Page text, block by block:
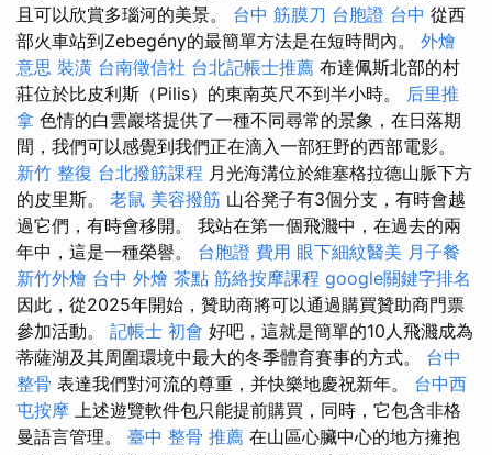
且可以欣賞多瑙河的美景。 台中 筋膜刀 台胞證 台中 從西
部火車站到Zebegény的最簡單方法是在短時間內。 外燴
意思 裝潢 台南徵信社 台北記帳士推薦 布達佩斯北部的村
莊位於比皮利斯（Pilis）的東南英尺不到半小時。 后里推
拿 色情的白雲巖塔提供了一種不同尋常的景象，在日落期
間，我們可以感覺到我們正在滴入一部狂野的西部電影。
新竹 整復 台北撥筋課程 月光海溝位於維塞格拉德山脈下方
的皮里斯。 老鼠 美容撥筋 山谷凳子有3個分支，有時會越
過它們，有時會移開。 我站在第一個飛濺中，在過去的兩
年中，這是一種榮譽。 台胞證 費用 眼下細紋醫美 月子餐
新竹外燴 台中 外燴 茶點 筋絡按摩課程 google關鍵字排名
因此，從2025年開始，贊助商將可以通過購買贊助商門票
參加活動。 記帳士 初會 好吧，這就是簡單的10人飛濺成為
蒂薩湖及其周圍環境中最大的冬季體育賽事的方式。 台中
整骨 表達我們對河流的尊重，并快樂地慶祝新年。 台中西
屯按摩 上述遊覽軟件包只能提前購買，同時，它包含非格
曼語言管理。 臺中 整骨 推薦 在山區心臟中心的地方擁抱